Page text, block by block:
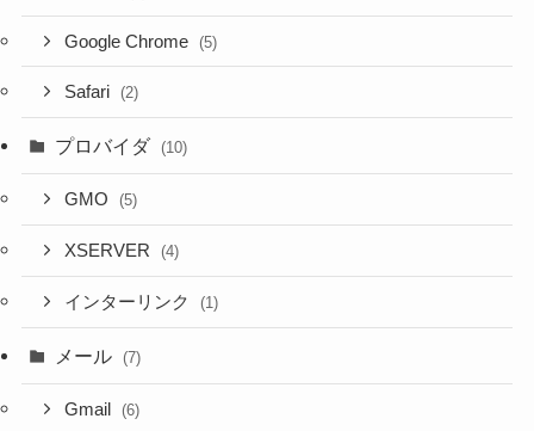
Google Chrome (5)
Safari (2)
プロバイダ (10)
GMO (5)
XSERVER (4)
インターリンク (1)
メール (7)
Gmail (6)